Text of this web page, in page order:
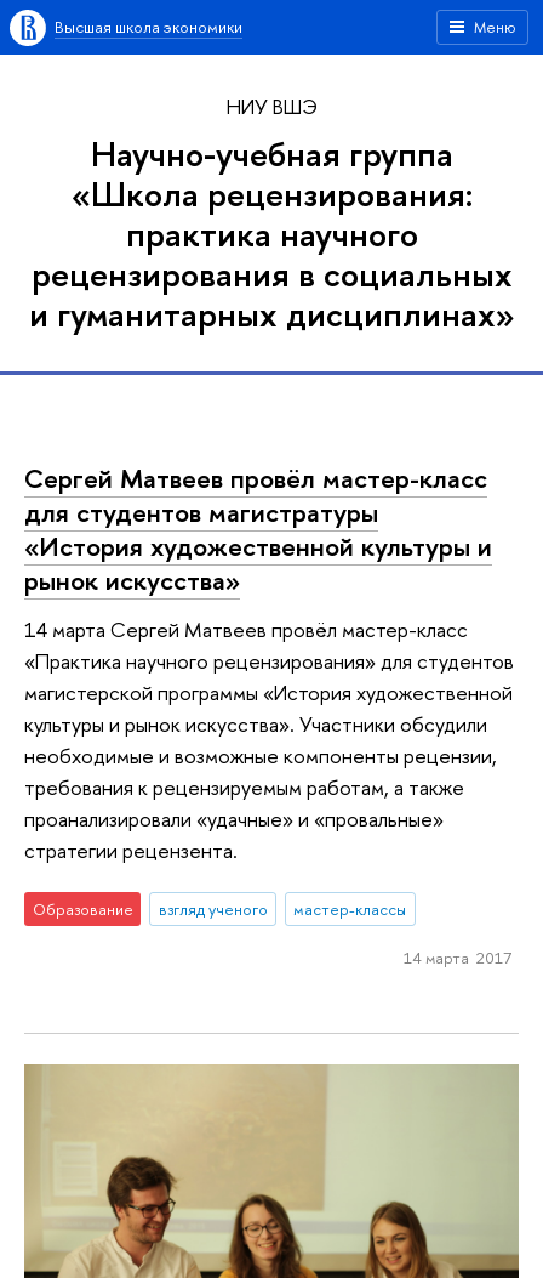
Меню
Высшая школа экономики
НИУ ВШЭ
Научно-учебная группа
«Школа рецензирования:
практика научного
рецензирования в социальных
и гуманитарных дисциплинах»
Сергей Матвеев провёл мастер-класс
для студентов магистратуры
«История художественной культуры и
рынок искусства»
14 марта Сергей Матвеев провёл мастер-класс
«Практика научного рецензирования» для студентов
магистерской программы «История художественной
культуры и рынок искусства». Участники обсудили
необходимые и возможные компоненты рецензии,
требования к рецензируемым работам, а также
проанализировали «удачные» и «провальные»
стратегии рецензента.
Образование взгляд ученого мастер-классы
14 марта 2017